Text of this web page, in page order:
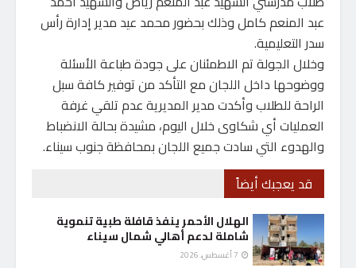
عبد المنعم كامل وذلك بحضور محمد عيد مدير إدارة رأس
سدر التعليمية.
وخلال الجولة تم الاطمئنان على جودة طباعة الأسئلة
ووضوحها داخل اللجان مع التأكد من توفير كافة سبل
الراحة للطلاب وأكدت مدير المديرية عدم تلقي غرفة
العمليات أي شكاوى خلال اليوم، مشيدة بحالة الانضباط
والهدوء التي سادت جميع اللجان بمحافظة جنوب سيناء.
قد يعجبك أيضاً
الهلال الأحمر ينفذ قافلة طبية تنموية
شاملة لدعم أهالي شمال سيناء